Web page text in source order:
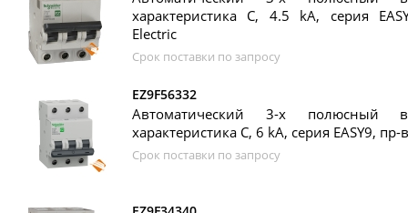
характеристика C, 4.5 kA, серия
Electric
Срок поставки по запросу
EZ9F56332
Автоматический 3-х полюсный
характеристика C, 6 kA, серия EASY9,
Срок поставки по запросу